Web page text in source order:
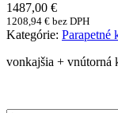
1487,00 €
1208,94 € bez DPH
Kategórie: Parapetné
vonkajšia + vnútorná